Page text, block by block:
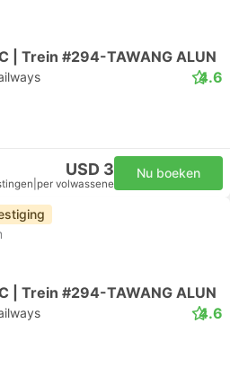
| Trein #294-TAWANG ALUN
4.6
USD 3
per volwassene
Nu boeken
| Trein #294-TAWANG ALUN
4.6